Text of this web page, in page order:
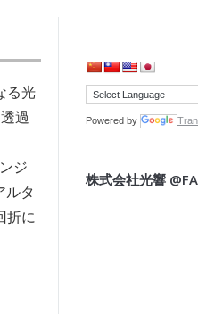
る光
過
ジ
ルタ
折に
Powered by
株式会社光響